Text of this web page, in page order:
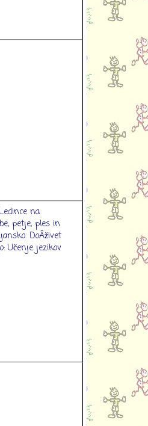
na
petje, ples in
DoÂživet
Učenje jezikov